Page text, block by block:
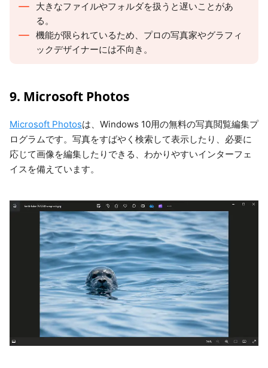
大きなファイルやフォルダを扱うと遅いことがあ
る。
機能が限られているため、プロの写真家やグラフィ
ックデザイナーには不向き。
9. Microsoft Photos
Microsoft Photosは、Windows 10用の無料の写真閲覧編集プ
ログラムです。写真をすばやく検索して表示したり、必要に
応じて画像を編集したりできる、わかりやすいインターフェ
イスを備えています。